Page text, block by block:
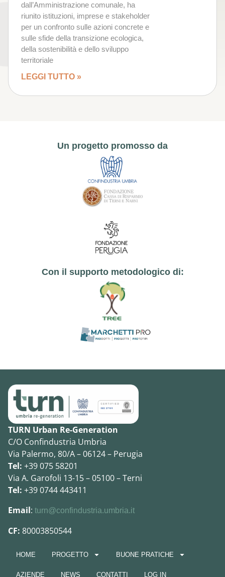
dall’Amministrazione comunale, ha
riunito istituzioni, imprese e stakeholder
per un confronto sulle azioni concrete e
sulle sfide della transizione ecologica,
della sostenibilità e dello sviluppo
territoriale
LEGGI TUTTO »
Un progetto promosso da
Con il supporto metodologico di:
TURN Urban Re-Generation
C/O Confindustria Umbria
Via Palermo, 80/A – 06124 – Perugia
Tel: +39 075 58201
Via A. Garofoli 13-15 – 05100 – Terni
Tel: +39 0744 443411
Email: turn@confindustria.umbria.it
CF: 80003850544
HOME PROGETTO BUONE PRATICHE
AZIENDE NEWS CONTATTI LOG IN